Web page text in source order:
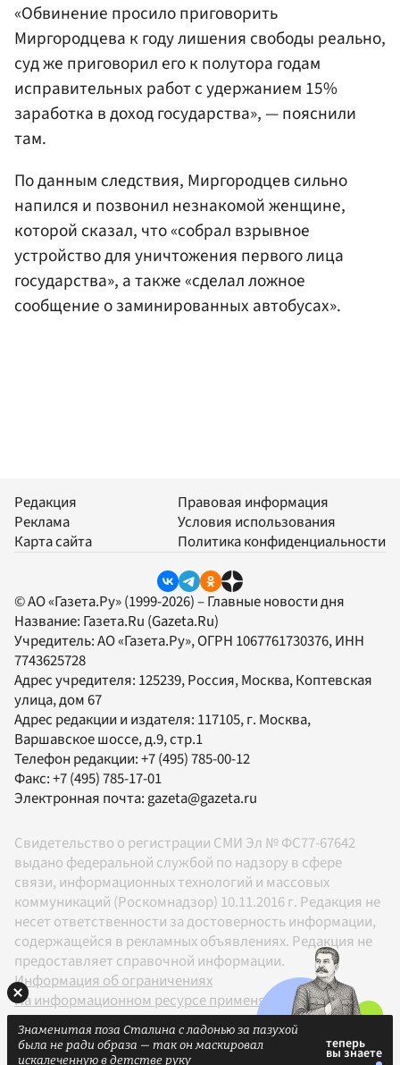
«Обвинение просило приговорить
Миргородцева к году лишения свободы реально,
суд же приговорил его к полутора годам
исправительных работ с удержанием 15%
заработка в доход государства», — пояснили
там.
По данным следствия, Миргородцев сильно
напился и позвонил незнакомой женщине,
которой сказал, что «собрал взрывное
устройство для уничтожения первого лица
государства», а также «сделал ложное
сообщение о заминированных автобусах».
Редакция
Реклама
Карта сайта
Правовая информация
Условия использования
Политика конфиденциальности
© АО «Газета.Ру» (1999-2026) – Главные новости дня
Название: Газета.Ru (Gazeta.Ru)
Учредитель:АО «Газета.Ру», ОГРН 1067761730376, ИНН
7743625728
Адрес учредителя: 125239, Россия, Москва, Коптевская
улица, дом 67
Адрес редакции и издателя: 117105, г. Москва,
Варшавское шоссе, д.9, стр.1
Телефон редакции:+7 (495) 785-00-12
Факс:+7 (495) 785-17-01
Электронная почта: gazeta@gazeta.ru
Свидетельство о регистрации СМИ Эл № ФС77-67642
выдано федеральной службой по надзору в сфере
связи, информационных технологий и массовых
коммуникаций (Роскомнадзор) 10.11.2016 г. Редакция не
несет ответственности за достоверность информации,
содержащейся в рекламных объявлениях. Редакция не
предоставляет справочной информации.
Информация об ограничениях
На информационном ресурсе применяются
рекомендательные технологии в соответствии с
Правилами
Знаменитая поза Сталина с ладонью за пазухой
была не ради образа — так он маскировал
искалеченную в детстве руку